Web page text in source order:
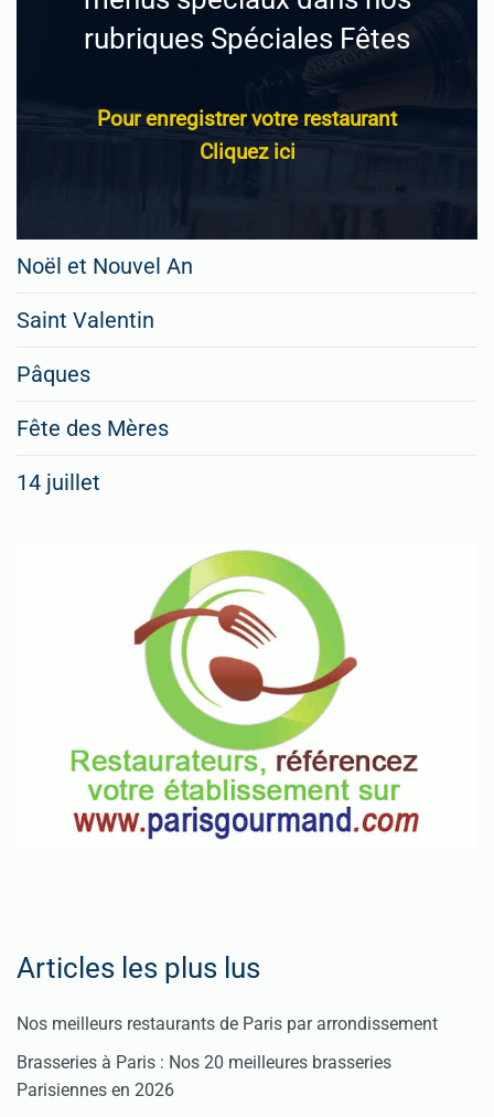
rubriques Spéciales Fêtes
Pour enregistrer votre restaurant
Cliquez ici
Noël et Nouvel An
Saint Valentin
Pâques
Fête des Mères
14 juillet
Articles les plus lus
Nos meilleurs restaurants de Paris par arrondissement
Brasseries à Paris : Nos 20 meilleures brasseries
Parisiennes en 2026